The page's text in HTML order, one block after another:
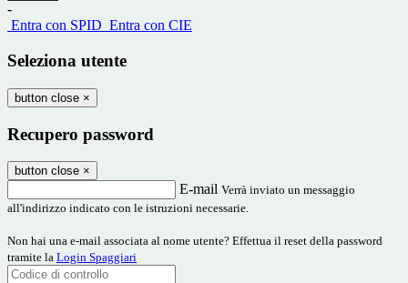
-
Entra con SPID Entra con CIE
Seleziona utente
button close ×
Recupero password
button close ×
E-mail Verrà inviato un messaggio
all'indirizzo indicato con le istruzioni necessarie.
Non hai una e-mail associata al nome utente? Effettua il reset della password
tramite la Login Spaggiari